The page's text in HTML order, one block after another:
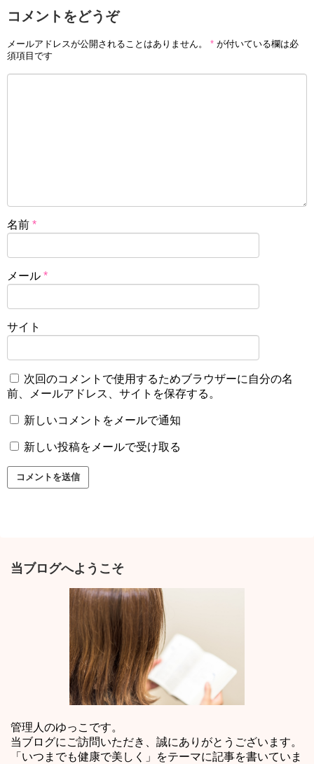
コメントをどうぞ
メールアドレスが公開されることはありません。 * が付いている欄は必
須項目です
名前 *
メール *
サイト
次回のコメントで使用するためブラウザーに自分の名
前、メールアドレス、サイトを保存する。
新しいコメントをメールで通知
新しい投稿をメールで受け取る
当ブログへようこそ
管理人のゆっこです。
当ブログにご訪問いただき、誠にありがとうございます。
「いつまでも健康で美しく」をテーマに記事を書いていま